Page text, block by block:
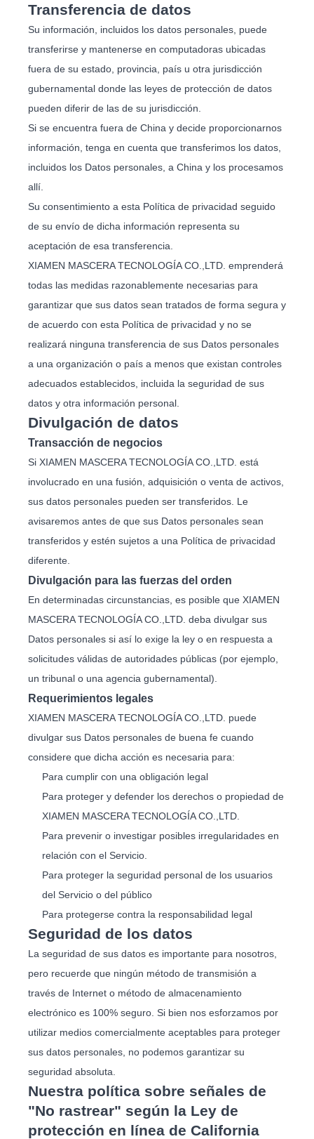
Transferencia de datos
Su información, incluidos los datos personales, puede
transferirse y mantenerse en computadoras ubicadas
fuera de su estado, provincia, país u otra jurisdicción
gubernamental donde las leyes de protección de datos
pueden diferir de las de su jurisdicción.
Si se encuentra fuera de China y decide proporcionarnos
información, tenga en cuenta que transferimos los datos,
incluidos los Datos personales, a China y los procesamos
allí.
Su consentimiento a esta Política de privacidad seguido
de su envío de dicha información representa su
aceptación de esa transferencia.
XIAMEN MASCERA TECNOLOGÍA CO.,LTD. emprenderá
todas las medidas razonablemente necesarias para
garantizar que sus datos sean tratados de forma segura y
de acuerdo con esta Política de privacidad y no se
realizará ninguna transferencia de sus Datos personales
a una organización o país a menos que existan controles
adecuados establecidos, incluida la seguridad de sus
datos y otra información personal.
Divulgación de datos
Transacción de negocios
Si XIAMEN MASCERA TECNOLOGÍA CO.,LTD. está
involucrado en una fusión, adquisición o venta de activos,
sus datos personales pueden ser transferidos. Le
avisaremos antes de que sus Datos personales sean
transferidos y estén sujetos a una Política de privacidad
diferente.
Divulgación para las fuerzas del orden
En determinadas circunstancias, es posible que XIAMEN
MASCERA TECNOLOGÍA CO.,LTD. deba divulgar sus
Datos personales si así lo exige la ley o en respuesta a
solicitudes válidas de autoridades públicas (por ejemplo,
un tribunal o una agencia gubernamental).
Requerimientos legales
XIAMEN MASCERA TECNOLOGÍA CO.,LTD. puede
divulgar sus Datos personales de buena fe cuando
considere que dicha acción es necesaria para:
Para cumplir con una obligación legal
Para proteger y defender los derechos o propiedad de
XIAMEN MASCERA TECNOLOGÍA CO.,LTD.
Para prevenir o investigar posibles irregularidades en
relación con el Servicio.
Para proteger la seguridad personal de los usuarios
del Servicio o del público
Para protegerse contra la responsabilidad legal
Seguridad de los datos
La seguridad de sus datos es importante para nosotros,
pero recuerde que ningún método de transmisión a
través de Internet o método de almacenamiento
electrónico es 100% seguro. Si bien nos esforzamos por
utilizar medios comercialmente aceptables para proteger
sus datos personales, no podemos garantizar su
seguridad absoluta.
Nuestra política sobre señales de
"No rastrear" según la Ley de
protección en línea de California